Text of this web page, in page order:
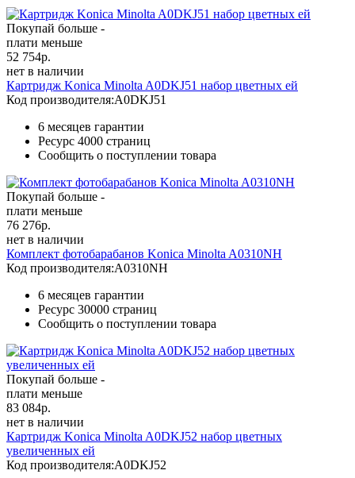
Покупай больше -
плати меньше
52 754р.
нет в наличии
Картридж Konica Minolta A0DKJ51 набор цветных ей
Код производителя:A0DKJ51
6 месяцев гарантии
Ресурс 4000 страниц
Сообщить о поступлении товара
Покупай больше -
плати меньше
76 276р.
нет в наличии
Комплект фотобарабанов Konica Minolta A0310NH
Код производителя:A0310NH
6 месяцев гарантии
Ресурс 30000 страниц
Сообщить о поступлении товара
Покупай больше -
плати меньше
83 084р.
нет в наличии
Картридж Konica Minolta A0DKJ52 набор цветных
увеличенных ей
Код производителя:A0DKJ52